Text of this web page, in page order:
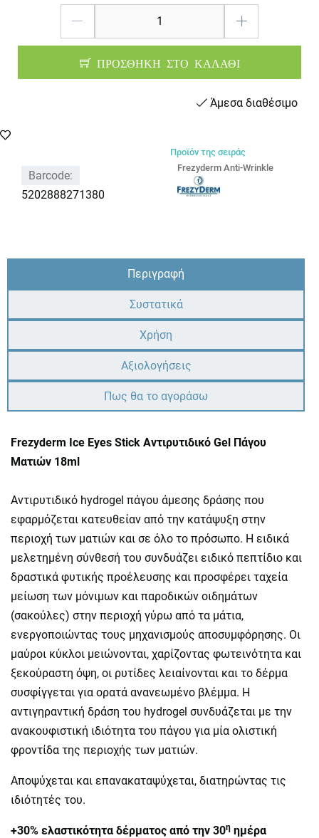
ΠΡΟΣΘΗΚΗ ΣΤΟ ΚΑΛΑΘΙ
Άμεσα διαθέσιμο
Barcode:
5202888271380
Προϊόν της σειράς
Frezyderm Anti-Wrinkle
Περιγραφή
Συστατικά
Χρήση
Αξιολογήσεις
Πως θα το αγοράσω
Frezyderm Ice Eyes Stick Αντιρυτιδικό Gel Πάγου
Ματιών 18ml
Αντιρυτιδικό hydrogel πάγου άμεσης δράσης που
εφαρμόζεται κατευθείαν από την κατάψυξη στην
περιοχή των ματιών και σε όλο το πρόσωπο. Η ειδικά
μελετημένη σύνθεσή του συνδυάζει ειδικό πεπτίδιο και
δραστικά φυτικής προέλευσης και προσφέρει ταχεία
μείωση των μόνιμων και παροδικών οιδημάτων
(σακούλες) στην περιοχή γύρω από τα μάτια,
ενεργοποιώντας τους μηχανισμούς αποσυμφόρησης. Οι
μαύροι κύκλοι μειώνονται, χαρίζοντας φωτεινότητα και
ξεκούραστη όψη, οι ρυτίδες λειαίνονται και το δέρμα
συσφίγγεται για ορατά ανανεωμένο βλέμμα. Η
αντιγηραντική δράση του hydrogel συνδυάζεται με την
ανακουφιστική ιδιότητα του πάγου για μία ολιστική
φροντίδα της περιοχής των ματιών.
Αποψύχεται και επανακαταψύχεται, διατηρώντας τις
ιδιότητές του.
+30% ελαστικότητα δέρματος από την 30η ημέρα